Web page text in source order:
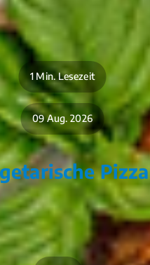
1 Min. Lesezeit
09 Aug. 2026
Pizza